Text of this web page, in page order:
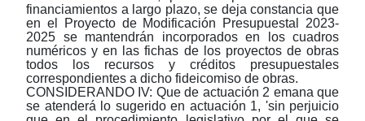
financiamientos a largo plazo, se deja constancia que
en el Proyecto de Modificación Presupuestal 2023-
2025 se mantendrán incorporados en los cuadros
numéricos y en las fichas de los proyectos de obras
todos los recursos y créditos presupuestales
correspondientes a dicho fideicomiso de obras.
CONSIDERANDO IV: Que de actuación 2 emana que
se atenderá lo sugerido en actuación 1, 'sin perjuicio